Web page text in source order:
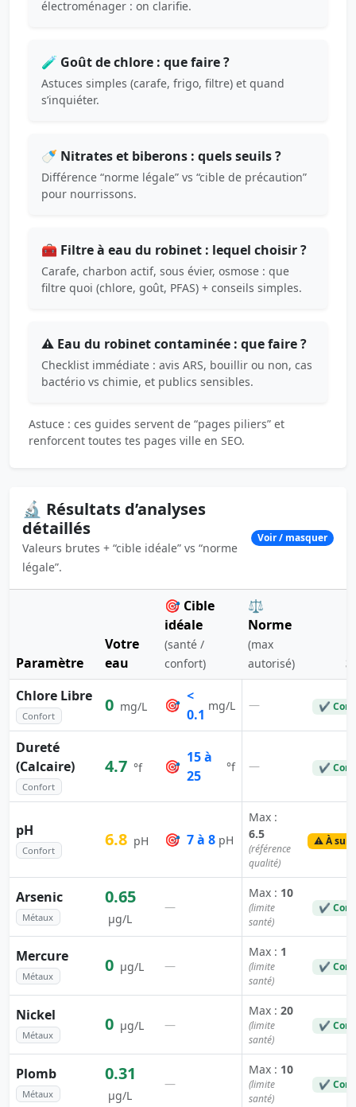
électroménager : on clarifie.
🧪 Goût de chlore : que faire ?
Astuces simples (carafe, frigo, filtre) et quand
s’inquiéter.
🍼 Nitrates et biberons : quels seuils ?
Différence “norme légale” vs “cible de précaution”
pour nourrissons.
🧰 Filtre à eau du robinet : lequel choisir ?
Carafe, charbon actif, sous évier, osmose : que
filtre quoi (chlore, goût, PFAS) + conseils simples.
⚠️ Eau du robinet contaminée : que faire ?
Checklist immédiate : avis ARS, bouillir ou non, cas
bactério vs chimie, et publics sensibles.
Astuce : ces guides servent de “pages piliers” et
renforcent toutes tes pages ville en SEO.
🔬 Résultats d’analyses
détaillés
Valeurs brutes + “cible idéale” vs “norme
légale”.
Voir / masquer
Paramètre
Votre
eau
🎯 Cible
idéale
(santé /
confort)
⚖️
Norme
(max
autorisé)
Chlore Libre
Confort
0 mg/L 🎯
<
0.1
mg/L — ✔
Dureté
(Calcaire)
Confort
4.7 °f 🎯
15 à
25
°f — ✔
pH
Confort
6.8 pH 🎯 7 à 8 pH
Max :
6.5
(référence
qualité)
⚠️ À
Arsenic
Métaux
0.65
µg/L
—
Max : 10
(limite
santé)
✔
Mercure
Métaux
0 µg/L —
Max : 1
(limite
santé)
✔
Nickel
Métaux
0 µg/L —
Max : 20
(limite
santé)
✔
Plomb
Métaux
0.31
µg/L
—
Max : 10
(limite
santé)
✔